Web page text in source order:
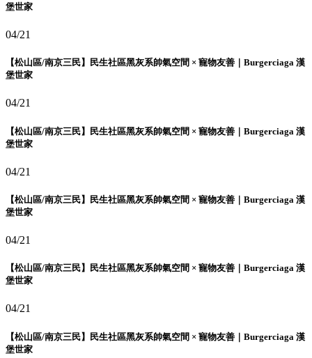
堡世家
04/21
【松山區/南京三民】民生社區黑灰系帥氣空間 × 寵物友善｜Burgerciaga 漢
堡世家
04/21
【松山區/南京三民】民生社區黑灰系帥氣空間 × 寵物友善｜Burgerciaga 漢
堡世家
04/21
【松山區/南京三民】民生社區黑灰系帥氣空間 × 寵物友善｜Burgerciaga 漢
堡世家
04/21
【松山區/南京三民】民生社區黑灰系帥氣空間 × 寵物友善｜Burgerciaga 漢
堡世家
04/21
【松山區/南京三民】民生社區黑灰系帥氣空間 × 寵物友善｜Burgerciaga 漢
堡世家